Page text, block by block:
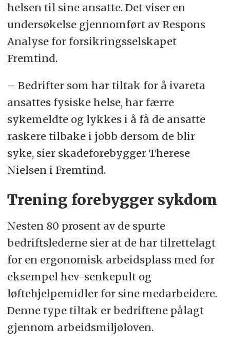
helsen til sine ansatte. Det viser en
undersøkelse gjennomført av Respons
Analyse for forsikringsselskapet
Fremtind.
– Bedrifter som har tiltak for å ivareta
ansattes fysiske helse, har færre
sykemeldte og lykkes i å få de ansatte
raskere tilbake i jobb dersom de blir
syke, sier skadeforebygger Therese
Nielsen i Fremtind.
Trening forebygger sykdom
Nesten 80 prosent av de spurte
bedriftslederne sier at de har tilrettelagt
for en ergonomisk arbeidsplass med for
eksempel hev-senkepult og
løftehjelpemidler for sine medarbeidere.
Denne type tiltak er bedriftene pålagt
gjennom arbeidsmiljøloven.